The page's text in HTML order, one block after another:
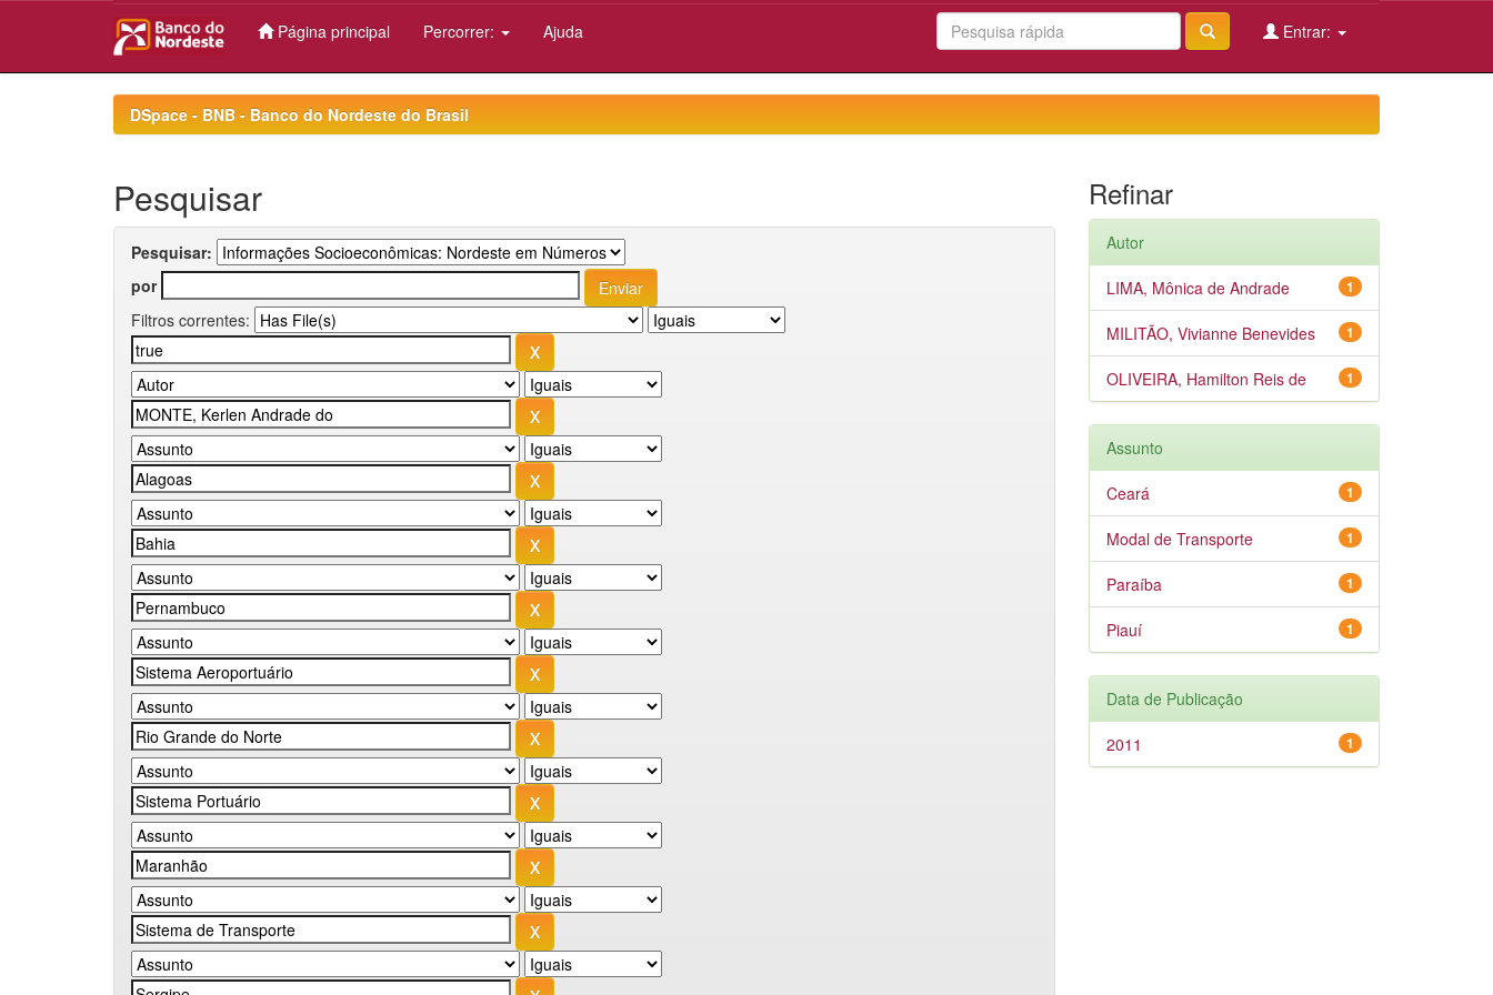
Página principal Percorrer: Ajuda Entrar:
DSpace - BNB - Banco do Nordeste do Brasil
Pesquisar
Pesquisar:
por
Filtros correntes:
Refinar
Autor
1
LIMA, Mônica de Andrade
1
MILITÃO, Vivianne Benevides
1
OLIVEIRA, Hamilton Reis de
Assunto
1
Ceará
1
Modal de Transporte
1
Paraíba
1
Piauí
Data de Publicação
1
2011